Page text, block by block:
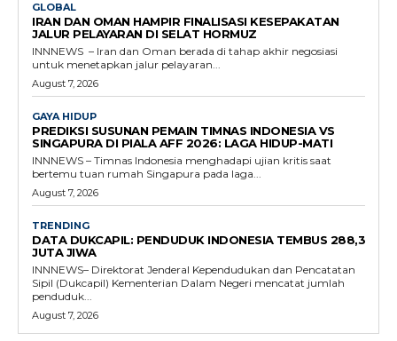
GLOBAL
IRAN DAN OMAN HAMPIR FINALISASI KESEPAKATAN
JALUR PELAYARAN DI SELAT HORMUZ
INNNEWS – Iran dan Oman berada di tahap akhir negosiasi
untuk menetapkan jalur pelayaran...
August 7, 2026
GAYA HIDUP
PREDIKSI SUSUNAN PEMAIN TIMNAS INDONESIA VS
SINGAPURA DI PIALA AFF 2026: LAGA HIDUP-MATI
INNNEWS – Timnas Indonesia menghadapi ujian kritis saat
bertemu tuan rumah Singapura pada laga...
August 7, 2026
TRENDING
DATA DUKCAPIL: PENDUDUK INDONESIA TEMBUS 288,3
JUTA JIWA
INNNEWS– Direktorat Jenderal Kependudukan dan Pencatatan
Sipil (Dukcapil) Kementerian Dalam Negeri mencatat jumlah
penduduk...
August 7, 2026